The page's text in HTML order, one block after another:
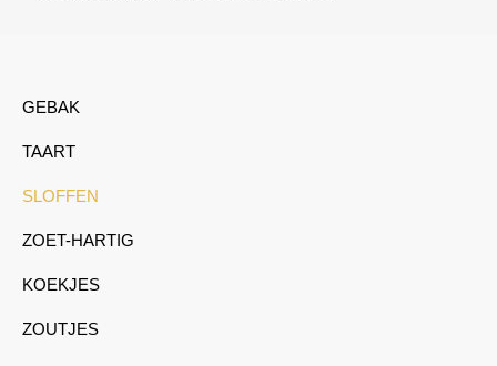
GEBAK
TAART
SLOFFEN
ZOET-HARTIG
KOEKJES
ZOUTJES